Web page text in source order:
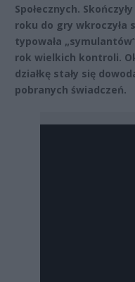
Społecznych.
roku do gry wkroczyła
typowała
rok wielkich kontroli.
działkę stały się
pobranych świadczeń.